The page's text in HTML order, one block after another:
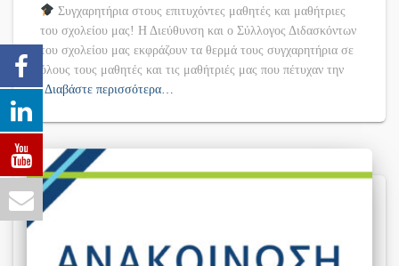
Συγχαρητήρια στους επιτυχόντες μαθητές και μαθήτριες
του σχολείου μας! Η Διεύθυνση και ο Σύλλογος Διδασκόντων
του σχολείου μας εκφράζουν τα θερμά τους συγχαρητήρια σε
όλους τους μαθητές και τις μαθήτριές μας που πέτυχαν την
Διαβάστε περισσότερα…